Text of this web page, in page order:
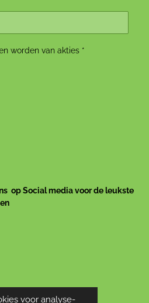
voor analyse-
worden van akties *
op Social media voor de leukste